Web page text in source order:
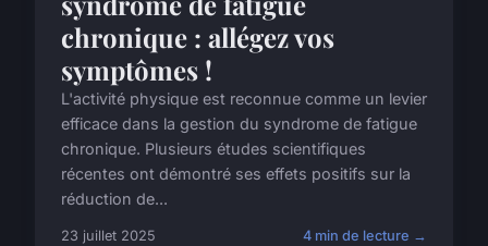
chronique : allégez vos
symptômes !
L'activité physique est reconnue comme un levier
efficace dans la gestion du syndrome de fatigue
chronique. Plusieurs études scientifiques
récentes ont démontré ses effets positifs sur la
réduction de...
23 juillet 2025 4 min de lecture →